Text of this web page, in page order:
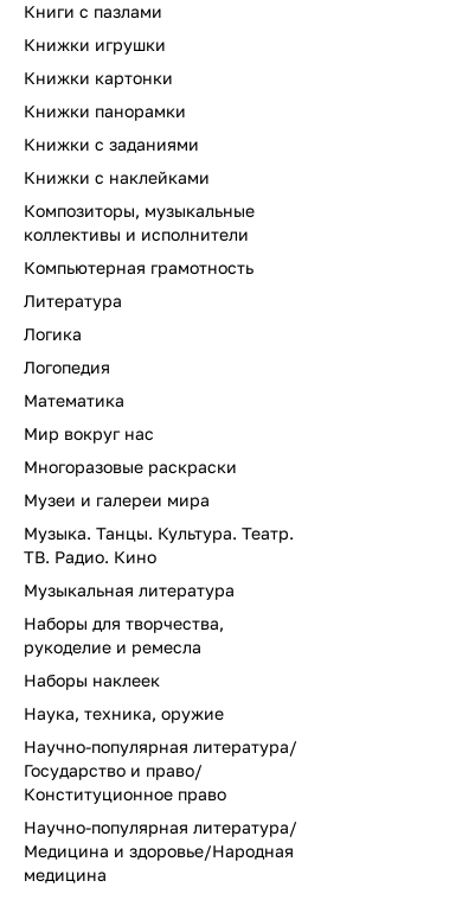
Книги с пазлами
Книжки игрушки
Книжки картонки
Книжки панорамки
Книжки с заданиями
Книжки с наклейками
Композиторы, музыкальные
коллективы и исполнители
Компьютерная грамотность
Литература
Логика
Логопедия
Математика
Мир вокруг нас
Многоразовые раскраски
Музеи и галереи мира
Музыка. Танцы. Культура. Театр.
ТВ. Радио. Кино
Музыкальная литература
Наборы для творчества,
рукоделие и ремесла
Наборы наклеек
Наука, техника, оружие
Научно-популярная литература/
Государство и право/
Конституционное право
Научно-популярная литература/
Медицина и здоровье/Народная
медицина